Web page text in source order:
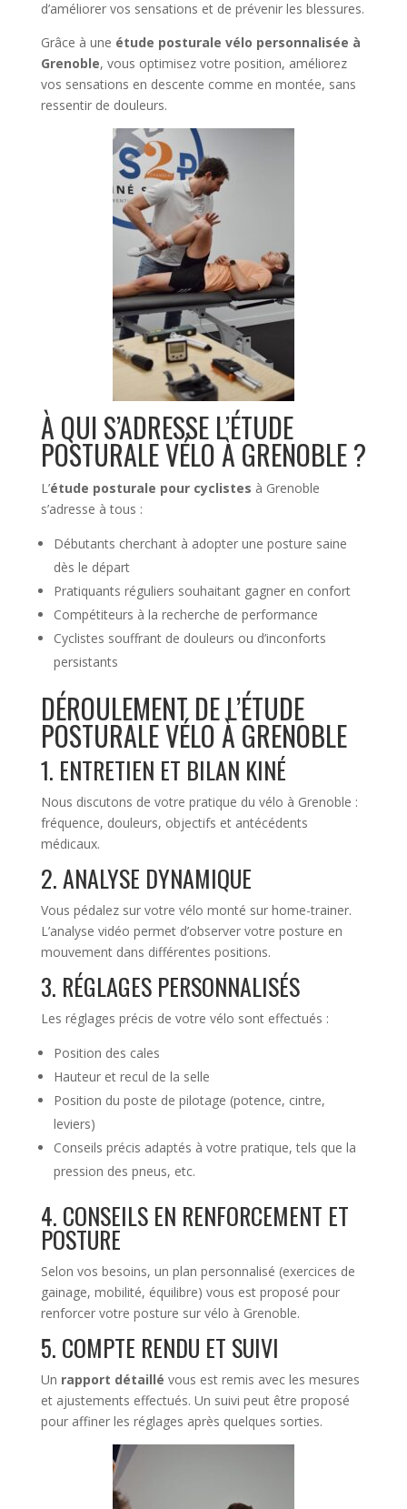
d’améliorer vos sensations et de prévenir les blessures.
Grâce à une étude posturale vélo personnalisée à
Grenoble, vous optimisez votre position, améliorez
vos sensations en descente comme en montée, sans
ressentir de douleurs.
À QUI S’ADRESSE L’ÉTUDE
POSTURALE VÉLO À GRENOBLE ?
L’étude posturale pour cyclistes à Grenoble
s’adresse à tous :
Débutants cherchant à adopter une posture saine
dès le départ
Pratiquants réguliers souhaitant gagner en confort
Compétiteurs à la recherche de performance
Cyclistes souffrant de douleurs ou d’inconforts
persistants
DÉROULEMENT DE L’ÉTUDE
POSTURALE VÉLO À GRENOBLE
1. ENTRETIEN ET BILAN KINÉ
Nous discutons de votre pratique du vélo à Grenoble :
fréquence, douleurs, objectifs et antécédents
médicaux.
2. ANALYSE DYNAMIQUE
Vous pédalez sur votre vélo monté sur home-trainer.
L’analyse vidéo permet d’observer votre posture en
mouvement dans différentes positions.
3. RÉGLAGES PERSONNALISÉS
Les réglages précis de votre vélo sont effectués :
Position des cales
Hauteur et recul de la selle
Position du poste de pilotage (potence, cintre,
leviers)
Conseils précis adaptés à votre pratique, tels que la
pression des pneus, etc.
4. CONSEILS EN RENFORCEMENT ET
POSTURE
Selon vos besoins, un plan personnalisé (exercices de
gainage, mobilité, équilibre) vous est proposé pour
renforcer votre posture sur vélo à Grenoble.
5. COMPTE RENDU ET SUIVI
Un rapport détaillé vous est remis avec les mesures
et ajustements effectués. Un suivi peut être proposé
pour affiner les réglages après quelques sorties.